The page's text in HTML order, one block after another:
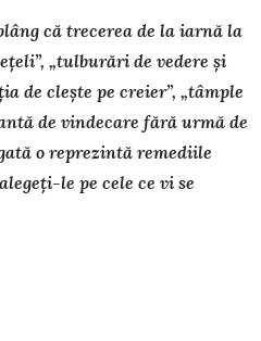
că trecerea de la iarnă la
„tulburări de vedere și
de clește pe creier”, „tâm­ple
de vindecare fără urmă de
o reprezintă remediile
le pe cele ce vi se